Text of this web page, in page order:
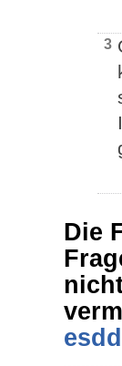
3
Die
esdd